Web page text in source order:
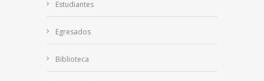
Estudiantes
Egresados
Biblioteca